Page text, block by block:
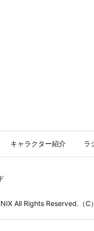
キャラクター紹介 ラ
All Rights Reserved.（